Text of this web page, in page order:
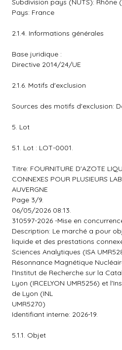
Subdivision pays (NUTS): Rhône
Pays: France
2.1.4. Informations générales
Base juridique :
Directive 2014/24/UE
2.1.6. Motifs d'exclusion
Sources des motifs d'exclusion:
5. Lot
5.1. Lot : LOT-0001.
Titre: FOURNITURE D'AZOTE
CONNEXES POUR PLUSIEURS
AUVERGNE
Page 3/9.
06/05/2026 08:13.
310597-2026 -Mise en
Description: Le marché a pour
liquide et des prestations
Sciences Analytiques (ISA
Résonnance Magnétique
l'Institut de Recherche sur la
Lyon (IRCELYON UMR5256) et
de Lyon (INL
UMR5270)
Identifiant interne: 2026-19.
5.1.1. Objet